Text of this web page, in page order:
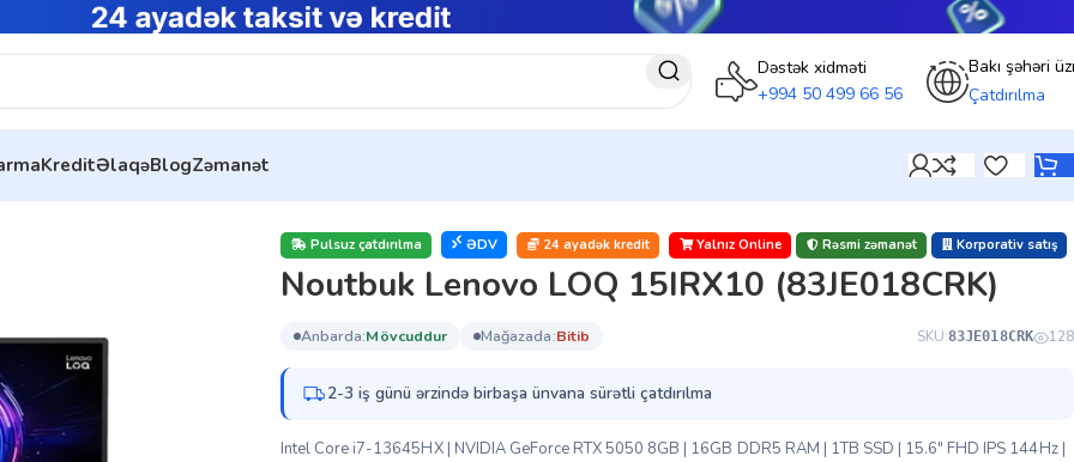
Dəstək xidməti
+994 50 499 66 56
Bakı şəhəri
Çatdırılma
KreditƏlaqəBlogZəmanət
Pulsuz çatdırılma ƏDV 24 ayadək kredit Yalnız Online Rəsmi zəmanət Korporativ satış
Noutbuk Lenovo LOQ 15IRX10 (83JE018CRK)
anbarda: mövcuddur mağazada: bi̇ti̇b SKU:83JE018CRK 128
2-3 iş günü ərzində birbaşa ünvana sürətli çatdırılma
Intel Core i7-13645HX | NVIDIA GeForce RTX 5050 8GB | 16GB DDR5 RAM | 1TB SSD | 15.6″ FHD IPS 144Hz |